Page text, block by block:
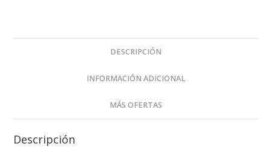
DESCRIPCIÓN
INFORMACIÓN ADICIONAL
MÁS OFERTAS
Descripción